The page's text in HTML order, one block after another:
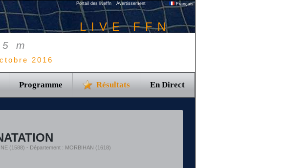
Portail des liveffn Avertissement Français
LIVE FFN
m
2016
Programme Résultats En Direct
(1588) - Département : MORBIHAN (1618)